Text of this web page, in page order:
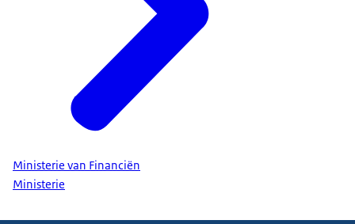
Ministerie van Financiën
Ministerie